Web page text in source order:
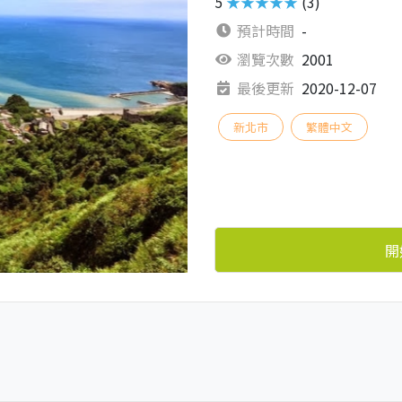
預計時間 -
瀏覽次數 2001
最後更新 2020-12-07
新北市 繁體中文